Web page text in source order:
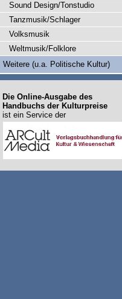
Sound Design/Tonstudio
Tanzmusik/Schlager
Volksmusik
Weltmusik/Folklore
Weitere (u.a. Politische Kultur)
Die Online-Ausgabe des
Handbuchs der Kulturpreise
ist ein Service der